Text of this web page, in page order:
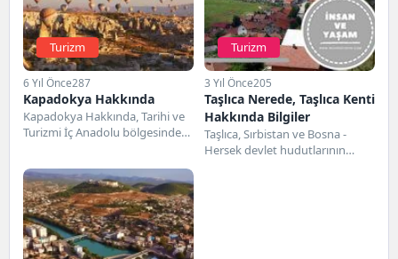
Turizm
6 Yıl Önce287
Kapadokya Hakkında
Kapadokya Hakkında, Tarihi ve
Turizmi İç Anadolu bölgesinde
Turizm
3 Yıl Önce205
Taşlıca Nerede, Taşlıca Kenti
Hakkında Bilgiler
Taşlıca, Sırbistan ve Bosna -
Hersek devlet hudutlarının